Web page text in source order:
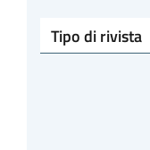
Tipo di rivista